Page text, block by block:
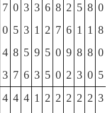
7
0
4
3
0
5
8
7
3
3
5
6
3
1
9
3
6
2
5
5
8
7
0
0
2
6
9
2
5
1
8
3
8
1
8
0
0
8
0
5
4 4 4 1 2 2 2 2 2 3